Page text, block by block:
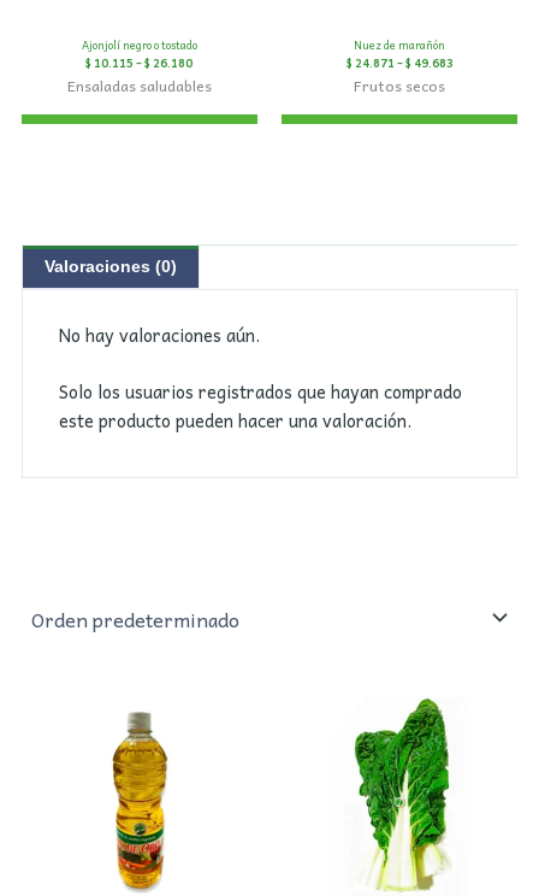
Ajonjolí negro o tostado
$ 10.115 –$ 26.180
Ensaladas saludables
Nuez de marañón
$ 24.871 –$ 49.683
Frutos secos
Valoraciones (0)
No hay valoraciones aún.
Solo los usuarios registrados que hayan comprado
este producto pueden hacer una valoración.